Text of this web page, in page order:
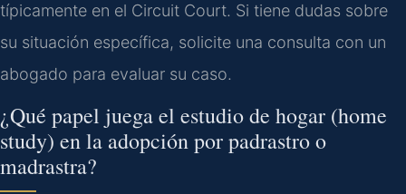
típicamente en el Circuit Court. Si tiene dudas sobre
su situación específica, solicite una consulta con un
abogado para evaluar su caso.
¿Qué papel juega el estudio de hogar (home
study) en la adopción por padrastro o
madrastra?